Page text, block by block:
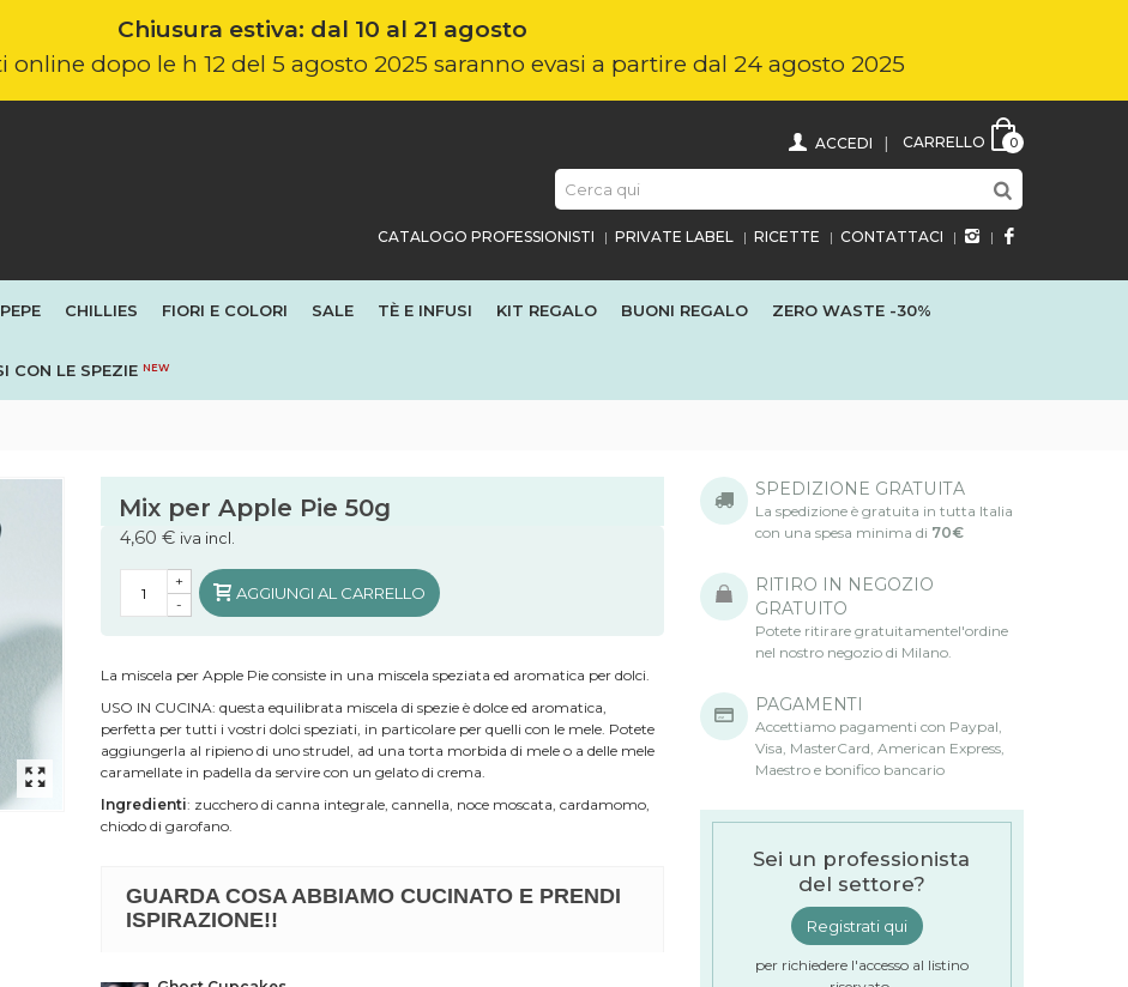
Chiusura estiva: dal 10 al 21 agosto
dopo le h 12 del 5 agosto 2025 saranno evasi a partire dal 24 agosto 2025
0
CARRELLO
ACCEDI
CONTATTACI
RICETTE
PRIVATE LABEL
CATALOGO PROFESSIONISTI
PEPE CHILLIES FIORI E COLORI SALE TÈ E INFUSI KIT REGALO BUONI REGALO ZERO WASTE -30%
CON LE SPEZIE NEW
Mix per Apple Pie 50g
4,60 € iva incl.
-
+
AGGIUNGI AL CARRELLO
La miscela per Apple Pie consiste in una miscela speziata ed aromatica per dolci.
USO IN CUCINA: questa equilibrata miscela di spezie è dolce ed aromatica,
perfetta per tutti i vostri dolci speziati, in particolare per quelli con le mele. Potete
aggiungerla al ripieno di uno strudel, ad una torta morbida di mele o a delle mele
caramellate in padella da servire con un gelato di crema.
Ingredienti: zucchero di canna integrale, cannella, noce moscata, cardamomo,
chiodo di garofano.
GUARDA COSA ABBIAMO CUCINATO E PRENDI
ISPIRAZIONE!!
SPEDIZIONE GRATUITA
La spedizione è gratuita in tutta Italia
con una spesa minima di 70€
RITIRO IN NEGOZIO
GRATUITO
Potete ritirare gratuitamentel'ordine
nel nostro negozio di Milano.
PAGAMENTI
Accettiamo pagamenti con Paypal,
Visa, MasterCard, American Express,
Maestro e bonifico bancario
Sei un professionista
del settore?
Registrati qui
per richiedere l'accesso al listino